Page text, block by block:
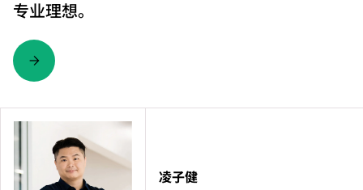
专业理想。
凌子健